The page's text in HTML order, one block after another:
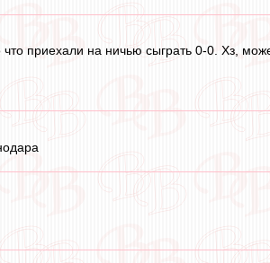
приехали на ничью сыграть 0-0. Хз,